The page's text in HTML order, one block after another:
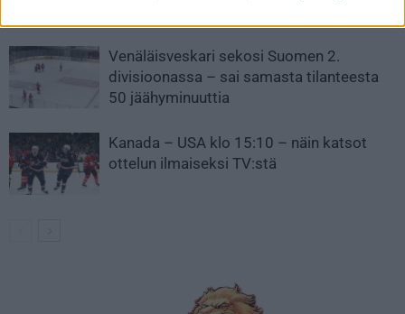
Venäläisveskari sekosi Suomen 2.
divisioonassa – sai samasta tilanteesta
50 jäähyminuuttia
Kanada – USA klo 15:10 – näin katsot
ottelun ilmaiseksi TV:stä